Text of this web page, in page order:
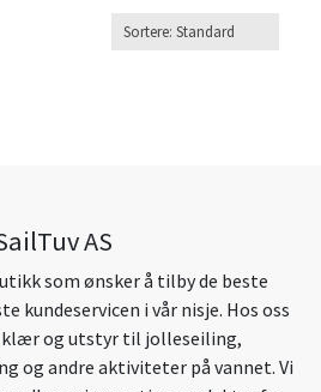
AS
som ønsker å tilby de beste
kundeservicen i vår nisje. Hos oss
klær og utstyr til jolleseiling,
og andre aktiviteter på vannet. Vi